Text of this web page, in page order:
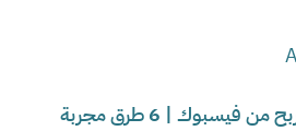
كيف تحقق الربح من فيسبوك | 6 طرق مجربة